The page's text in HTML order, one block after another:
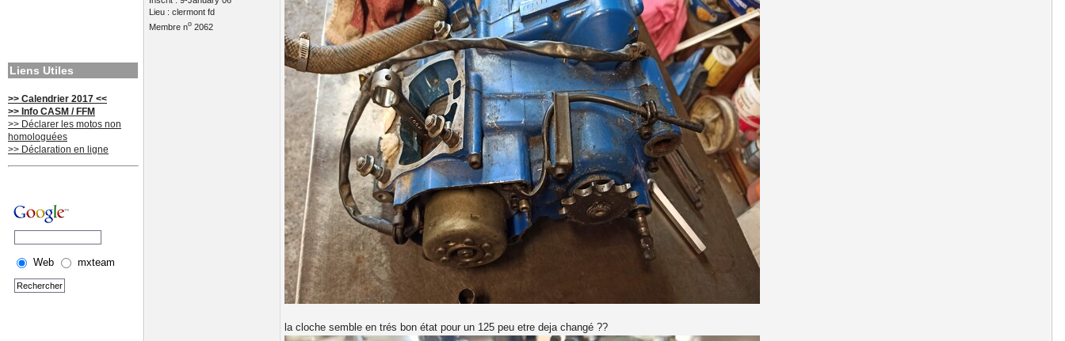
Liens Utiles
>> Calendrier 2017 <<
>> Info CASM / FFM
>> Déclarer les motos non
homologuées
>> Déclaration en ligne
Web mxteam
Lieu : clermont fd
Membre no2062
la cloche semble en trés bon état pour un 125 peu etre deja changé ??